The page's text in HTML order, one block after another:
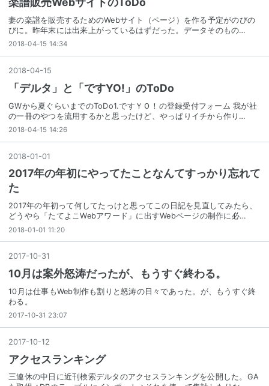
妻の楽譜を販売するためのWebサイト（ページ）を作る予定がのびの
びに。昨年末には出来上がっているはずだった。データそのもの…
2018-04-15 14:34
2018-04-15
「デルタ」と「ですYO!」のToDo
GWから夏ぐらいまでのToDo1.ですＹＯ！の登録受付フォーム 我が社
の一冊のやつを流用するかと思ったけど、やっぱりイチから作り…
2018-04-15 14:26
2018-01-01
2017年の年初にやってたことなんてすっかり忘れて
た
2017年の年初って何してたっけと思ってこの日記を見直してみたら、
どうやら「たてよこWebアワード」に出すWebページの制作に必…
2018-01-01 11:20
2017-10-31
10月は案外怒涛だったが、もうすぐ終わる。
10月は仕事もWeb制作も割りと怒涛の日々であった。が、もうすぐ終
わる。
2017-10-31 23:07
2017-10-12
アクセスランキング
三連休の中日に近刊検索デルタのアクセスランキングを公開した。GA